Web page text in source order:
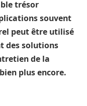
trésor
souvent
peut être utilisé
des solutions
de la
plus encore.